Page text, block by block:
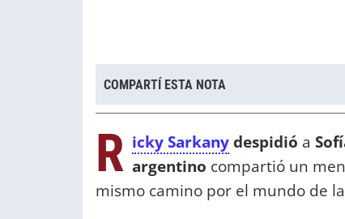
COMPARTÍ ESTA NOTA
R icky Sarkanydespidió a
argentino compartió un
mismo camino por el mundo de